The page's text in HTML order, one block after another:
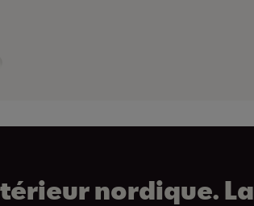
nordique. La